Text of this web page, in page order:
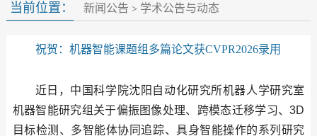
当前位置： 新闻公告 > 学术公告与动态
祝贺：机器智能课题组多篇论文获CVPR2026录用
近日，中国科学院沈阳自动化研究所机器人学研究室
机器智能研究组关于偏振图像处理、跨模态迁移学习、3D
目标检测、多智能体协同追踪、具身智能操作的系列研究